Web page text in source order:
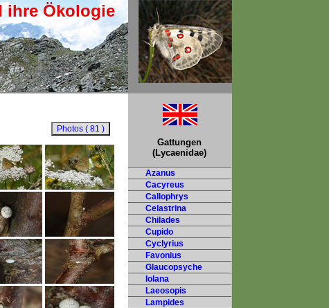
ihre Ökologie
Gattungen
(Lycaenidae)
Azanus
Cacyreus
Callophrys
Celastrina
Chilades
Cupido
Cyclyrius
Favonius
Glaucopsyche
Iolana
Laeosopis
Lampides